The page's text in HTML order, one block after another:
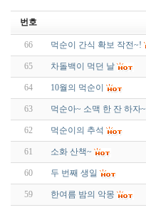
번호
66 먹순이 간식 확보 작전~!
65 차돌백이 먹던 날
64 10월의 먹순이
63 먹순아~ 소맥 한 잔 하자~
62 먹순이의 추석
61 소화 산책~
60 두 번째 생일
59 한여름 밤의 악몽